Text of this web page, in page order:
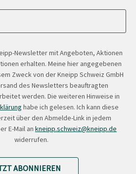
Newsletter mit Angeboten, Aktionen
erhalten. Meine hier angegebenen
Zweck von der Kneipp Schweiz GmbH
des Newsletters beauftragten
werden. Die weiteren Hinweise in
habe ich gelesen. Ich kann diese
über den Abmelde-Link in jedem
E-Mail an kneipp.schweiz@kneipp.de
widerrufen.
ABONNIEREN